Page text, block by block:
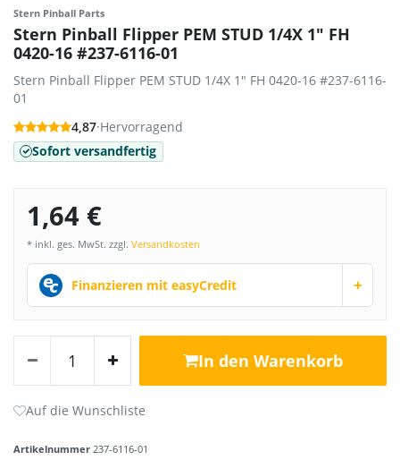
Stern Pinball Parts
Stern Pinball Flipper PEM STUD 1/4X 1" FH
0420-16 #237-6116-01
Stern Pinball Flipper PEM STUD 1/4X 1" FH 0420-16 #237-6116-
01
4,87·Hervorragend
Sofort versandfertig
1,64 €
* inkl. ges. MwSt. zzgl. Versandkosten
Finanzieren mit easyCredit +
In den Warenkorb
Artikelnummer 237-6116-01